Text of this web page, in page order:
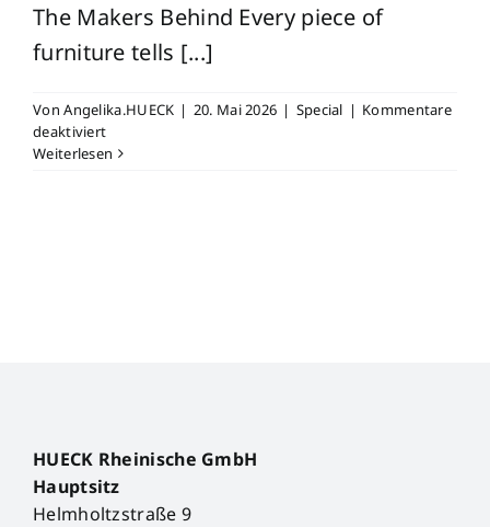
The Makers Behind Every piece of
furniture tells [...]
VonAngelika.HUECK | 20. Mai 2026 | Special | Kommentare
deaktiviertfür
Capsule
Weiterlesen
HUECK Rheinische GmbH
Hauptsitz
Helmholtzstraße 9